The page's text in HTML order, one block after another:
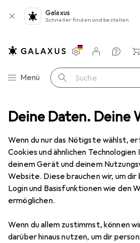
Deine Daten. Deine
Wenn du nur das Nötigste wählst,
Cookies und ähnlichen
deinem Gerät und deinem
Website. Diese brauchen wir, um dir
Login und Basisfunktionen wie den
ermöglichen.
Wenn du allem zustimmst, können
darüber hinaus nutzen, um dir
Galaxus
Schneller finden und bestellen
Navigation nach Kategorien
Menü Suche
Einstellungen
Kundenkonto
Vergleichslisten
Merklisten
Warenkorb
Künstlerfarbe + Bastelfarbe Kreul
5 Bilder
KreulWindow Color
Preis in EUR inkl. MwSt.
EUR
42,58